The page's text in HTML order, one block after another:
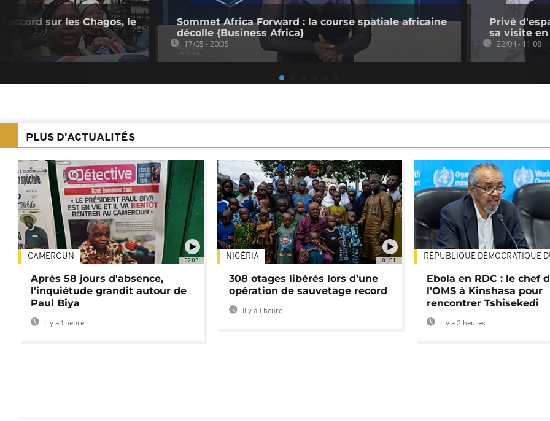
sur les Chagos, le
Sommet Africa Forward : la course spatiale africaine
décolle {Business Africa}
17/05 - 20:35
Privé
sa visite
22/04 - 11:08
PLUS D'ACTUALITÉS
02:03
CAMEROUN
Après 58 jours d'absence,
l'inquiétude grandit autour de
Paul Biya
Il y a 1 heure
01:01
NIGÉRIA
308 otages libérés lors d’une
opération de sauvetage record
Il y a 1 heure
RÉPUBLIQUE DÉMOCRATIQUE
Ebola en RDC : le chef
l'OMS à Kinshasa pour
rencontrer Tshisekedi
Il y a 2 heures